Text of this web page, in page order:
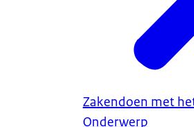
Zakendoen met
Onderwerp